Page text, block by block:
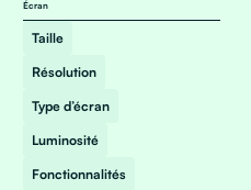
Écran
Taille
Résolution
Type d’écran
Luminosité
Fonctionnalités